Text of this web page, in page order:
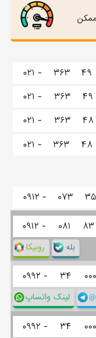
۰۲۱ - ۳۶۳ ۴۹
۰۲۱ -
۳۶۳ ۴۹
۰۲۱ -
۳۶۳ ۴۸
۰۲۱ -
۳۶۳ ۴۸
۰۹۱۲ - ۰۷۳ ۳۵
۰۹۱۲ - ۰۸۱ ۸۳
روبیکا بله
۰۹۹۲ - ۳۴ ۰۰۰
لینک واتساپ
۰۹۹۲ - ۳۴ ۰۰۰